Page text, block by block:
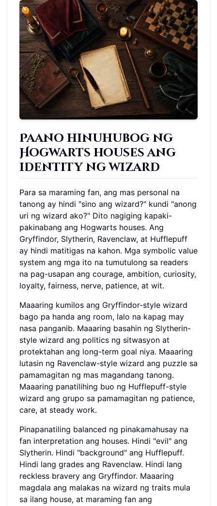
Paano hinuhubog ng
Hogwarts houses ang
identity ng wizard
Para sa maraming fan, ang mas personal na
tanong ay hindi "sino ang wizard?" kundi "anong
uri ng wizard ako?" Dito nagiging kapaki-
pakinabang ang Hogwarts houses. Ang
Gryffindor, Slytherin, Ravenclaw, at Hufflepuff
ay hindi matitigas na kahon. Mga symbolic value
system ang mga ito na tumutulong sa readers
na pag-usapan ang courage, ambition, curiosity,
loyalty, fairness, nerve, patience, at wit.
Maaaring kumilos ang Gryffindor-style wizard
bago pa handa ang room, lalo na kapag may
nasa panganib. Maaaring basahin ng Slytherin-
style wizard ang politics ng sitwasyon at
protektahan ang long-term goal niya. Maaaring
lutasin ng Ravenclaw-style wizard ang puzzle sa
pamamagitan ng mas magandang tanong.
Maaaring panatilihing buo ng Hufflepuff-style
wizard ang grupo sa pamamagitan ng patience,
care, at steady work.
Pinapanatiling balanced ng pinakamahusay na
fan interpretation ang houses. Hindi "evil" ang
Slytherin. Hindi "background" ang Hufflepuff.
Hindi lang grades ang Ravenclaw. Hindi lang
reckless bravery ang Gryffindor. Maaaring
magdala ang malakas na wizard ng traits mula
sa ilang house, at maraming fan ang